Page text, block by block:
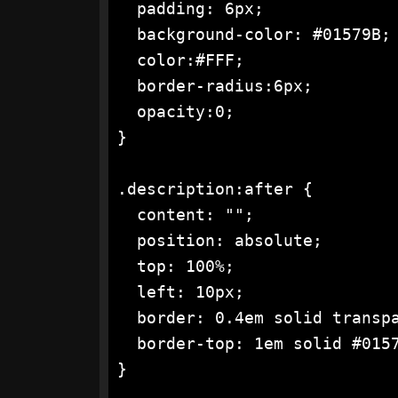
  padding: 6px;
  background-color: #01579B;
  color:#FFF;
  border-radius:6px;
  opacity:0;
}
.description:after {
  content: "";
  position: absolute;
  top: 100%;
  left: 10px;
border: 0.4em solid
border-top: 1em solid
}